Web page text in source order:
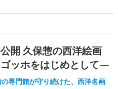
開 久保惣の西洋絵画
ッホをはじめとして—
専門館が守り続けた、西洋名画